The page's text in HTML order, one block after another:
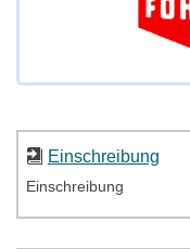
Einschreibung
Einschreibung